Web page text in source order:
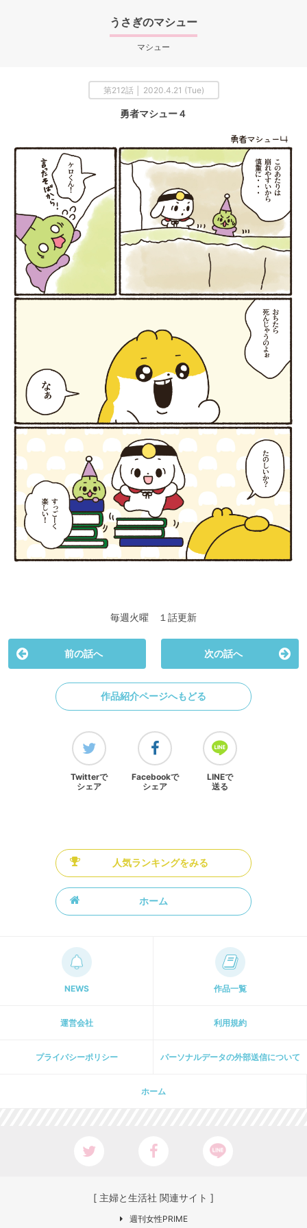
うさぎのマシュー
マシュー
第212話 │ 2020.4.21 (Tue)
勇者マシュー４
毎週火曜 １話更新
前の話へ 次の話へ
作品紹介ページへもどる
Twitterで
シェア
Facebookで
シェア
LINEで
送る
人気ランキングをみる
ホーム
NEWS 作品一覧
運営会社 利用規約
プライパシーポリシー パーソナルデータの外部送信について
ホーム
[ 主婦と生活社 関連サイト ]
週刊女性PRIME